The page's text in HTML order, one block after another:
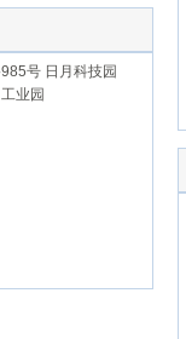
号 日月科技园
业园